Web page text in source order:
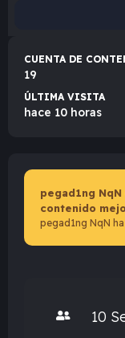
CUENTA DE
19
ÚLTIMA VISITA
hace 10 horas
pegad1ng
contenido
pegad1ng NqN
10